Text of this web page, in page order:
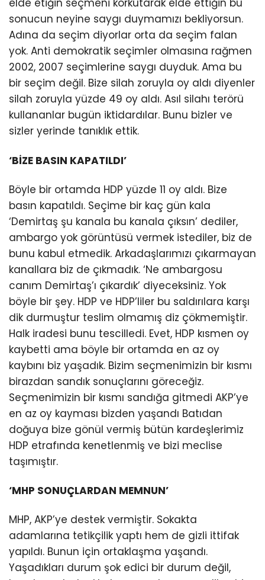
elde etiğin seçmeni korkutarak elde ettiğin bu
sonucun neyine saygı duymamızı bekliyorsun.
Adına da seçim diyorlar orta da seçim falan
yok. Anti demokratik seçimler olmasına rağmen
2002, 2007 seçimlerine saygı duyduk. Ama bu
bir seçim değil. Bize silah zoruyla oy aldı diyenler
silah zoruyla yüzde 49 oy aldı. Asıl silahı terörü
kullananlar bugün iktidardılar. Bunu bizler ve
sizler yerinde tanıklık ettik.
‘BİZE BASIN KAPATILDI’
Böyle bir ortamda HDP yüzde 11 oy aldı. Bize
basın kapatıldı. Seçime bir kaç gün kala
‘Demirtaş şu kanala bu kanala çıksın’ dediler,
ambargo yok görüntüsü vermek istediler, biz de
bunu kabul etmedik. Arkadaşlarımızı çıkarmayan
kanallara biz de çıkmadık. ‘Ne ambargosu
canım Demirtaş’ı çıkardık’ diyeceksiniz. Yok
böyle bir şey. HDP ve HDP’liler bu saldırılara karşı
dik durmuştur teslim olmamış diz çökmemiştir.
Halk iradesi bunu tescilledi. Evet, HDP kısmen oy
kaybetti ama böyle bir ortamda en az oy
kaybını biz yaşadık. Bizim seçmenimizin bir kısmı
birazdan sandık sonuçlarını göreceğiz.
Seçmenimizin bir kısmı sandığa gitmedi AKP’ye
en az oy kayması bizden yaşandı Batıdan
doğuya bize gönül vermiş bütün kardeşlerimiz
HDP etrafında kenetlenmiş ve bizi meclise
taşımıştır.
‘MHP SONUÇLARDAN MEMNUN’
MHP, AKP’ye destek vermiştir. Sokakta
adamlarına tetikçilik yaptı hem de gizli ittifak
yapıldı. Bunun için ortaklaşma yaşandı.
Yaşadıkları durum şok edici bir durum değil,